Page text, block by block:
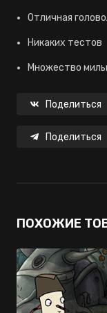
Отличная
Никаких тестов
Множество
Поделиться
Поделиться
ПОХОЖИЕ